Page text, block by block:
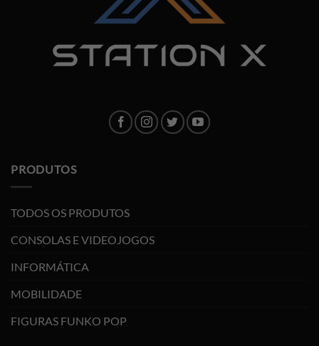
PRODUTOS
TODOS OS PRODUTOS
CONSOLAS E VIDEOJOGOS
INFORMÁTICA
MOBILIDADE
FIGURAS FUNKO POP